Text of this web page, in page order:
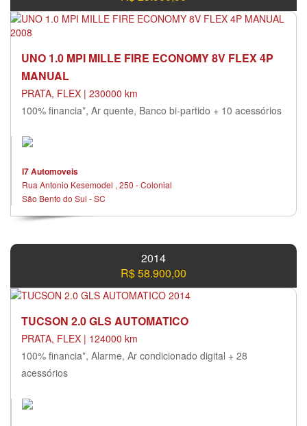
UNO 1.0 MPI MILLE FIRE ECONOMY 8V FLEX 4P
MANUAL
PRATA, FLEX | 230000 km
100% financia*, Ar quente, Banco bi-partido + 10 acessórios
I7 Automoveis
Rua Antonio Kesemodel , 250 - Colonial
São Bento do Sul - SC
2014
R$ 58.900,00
TUCSON 2.0 GLS AUTOMATICO
PRATA, FLEX | 124000 km
100% financia*, Alarme, Ar condicionado digital + 28
acessórios